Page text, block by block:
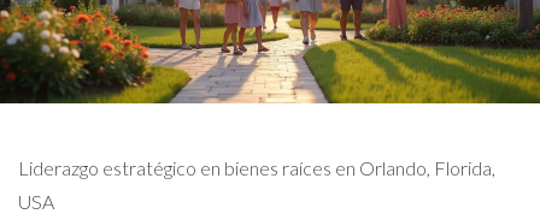
Liderazgo estratégico en bienes raíces en Orlando, Florida,
USA